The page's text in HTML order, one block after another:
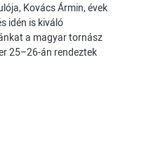
Kovács Ármin, évek
idén is kiváló
a magyar tornász
25–26-án rendeztek